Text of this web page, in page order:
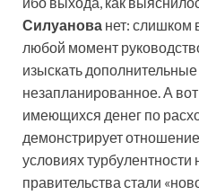
Силуанова нет: слишком
любой момент
изыскать
незапланированное. А
имеющихся денег по
демонстрирует
условиях
правительства стали